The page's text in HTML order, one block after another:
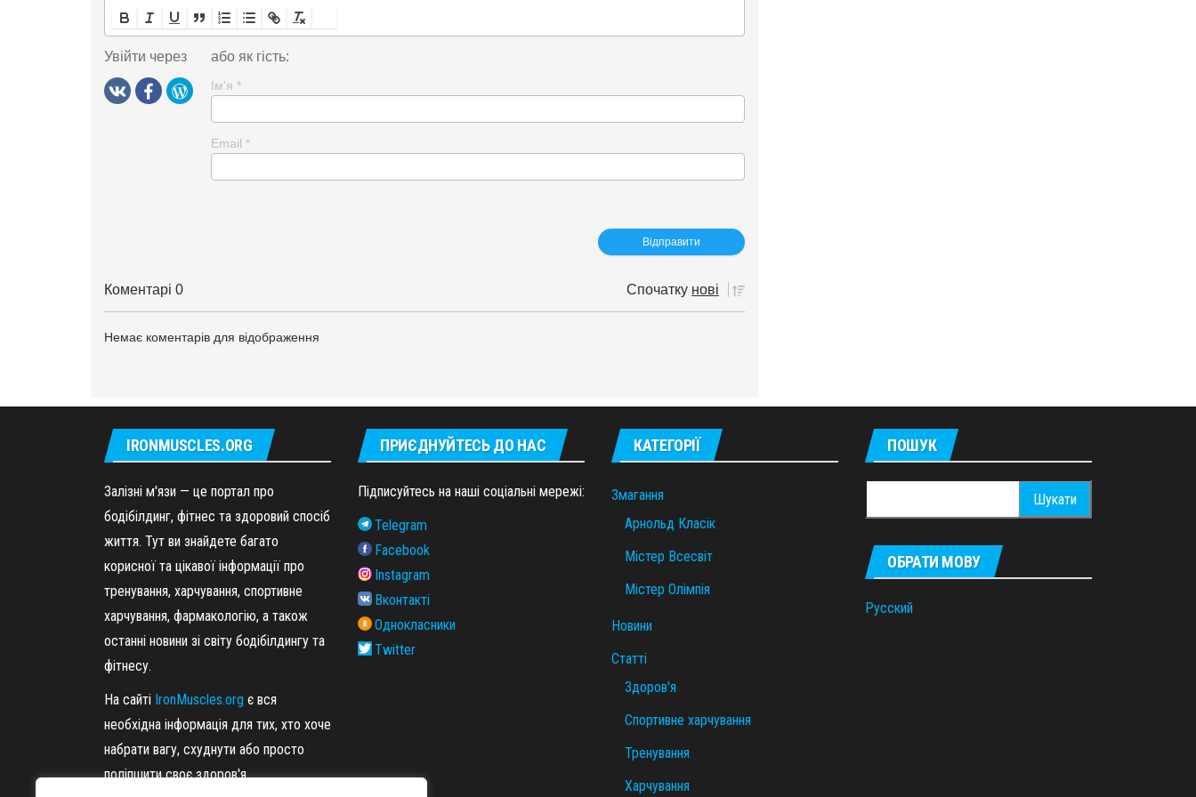
Увійти через або як гість:
Ім'я *
Email *
Коментарі 0 Спочатку нові
Немає коментарів для відображення
IRONMUSCLES.ORG
Залізні м'язи — це портал про
бодібілдинг, фітнес та здоровий спосіб
життя. Тут ви знайдете багато
корисної та цікавої інформації про
тренування, харчування, спортивне
харчування, фармакологію, а також
останні новини зі світу бодібілдингу та
фітнесу.
На сайті IronMuscles.org є вся
необхідна інформація для тих, хто хоче
набрати вагу, схуднути або просто
поліпшити своє здоров'я.
ПРИЄДНУЙТЕСЬ ДО НАС
Підписуйтесь на наші соціальні мережі:
Telegram
Facebook
Instagram
Вконтакті
Однокласники
Twitter
КАТЕГОРІЇ
Змагання
Арнольд Класік
Містер Всесвіт
Містер Олімпія
Новини
Статті
Здоров'я
Спортивне харчування
Тренування
Харчування
ПОШУК
ОБРАТИ МОВУ
Русский